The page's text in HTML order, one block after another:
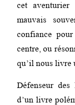
cet
mauvais
confiance
centre, ou
qu’il nous livre
Défenseur
d’un livre